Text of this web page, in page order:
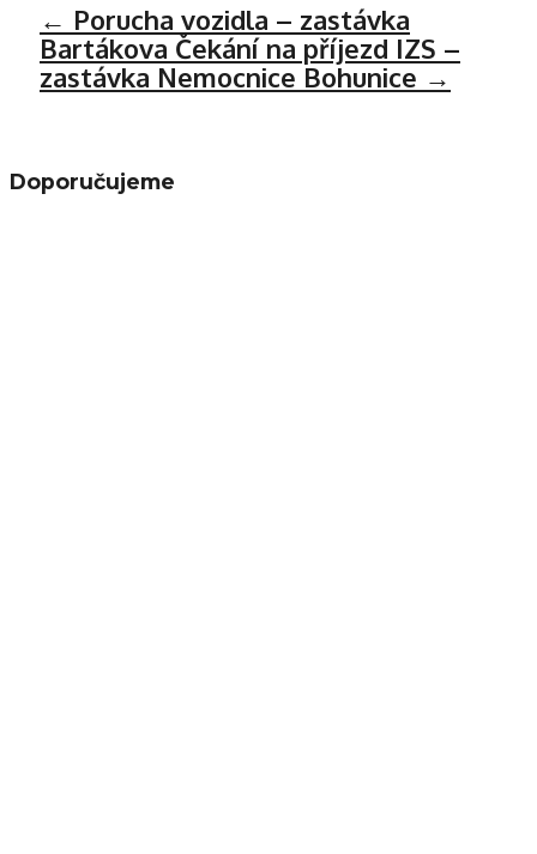
← Porucha vozidla – zastávka
Bartákova Čekání na příjezd IZS –
zastávka Nemocnice Bohunice →
Doporučujeme